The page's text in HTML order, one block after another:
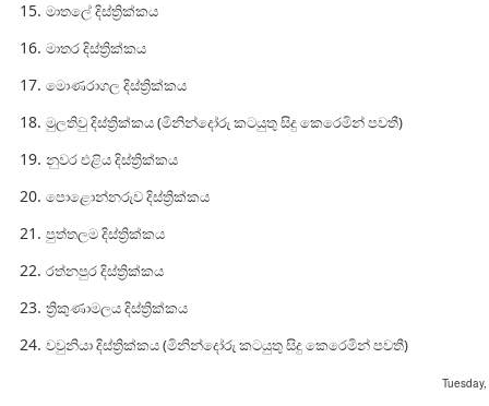
මාතලේ දිස්ත්‍රික්කය
මාතර දිස්ත්‍රික්කය
මොණරාගල දිස්ත්‍රික්කය
මුලතිවු දිස්ත්‍රික්කය (මිනින්දෝරු කටයුතු සිදු කෙරෙමින් පවතී)
නුවර එළිය දිස්ත්‍රික්කය
පොළොන්නරුව දිස්ත්‍රික්කය
පුත්තලම දිස්ත්‍රික්කය
රත්නපුර දිස්ත්‍රික්කය
ත්‍රිකුණාමලය දිස්ත්‍රික්කය
වවුනියා දිස්ත්‍රික්කය (මිනින්දෝරු කටයුතු සිදු කෙරෙමින් පවතී)